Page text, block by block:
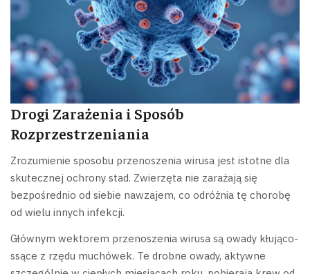
Drogi Zarażenia i Sposób
Rozprzestrzeniania
Zrozumienie sposobu przenoszenia wirusa jest istotne dla
skutecznej ochrony stad. Zwierzęta nie zarażają się
bezpośrednio od siebie nawzajem, co odróżnia tę chorobę
od wielu innych infekcji.
Głównym wektorem przenoszenia wirusa są owady kłująco-
ssące z rzędu muchówek. Te drobne owady, aktywne